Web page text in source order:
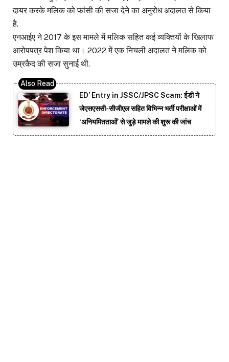
दायर करके मलिक को फांसी की सजा देने का अनुरोध अदालत से किया
है.
एनआईए ने 2017 के इस मामले में मलिक सहित कई व्यक्तियों के खिलाफ
आरोपपत्र पेश किया था। 2022 में एक निचली अदालत ने मलिक को
उम्रकैद की सजा सुनाई थी.
ED’ Entry in JSSC/JPSC Scam: ईडी ने
जेएसएससी-सीजीएल सहित विभिन्न भर्ती परीक्षाओं में
‘अनियमितताओं’ से जुड़े मामले की शुरू की जांच